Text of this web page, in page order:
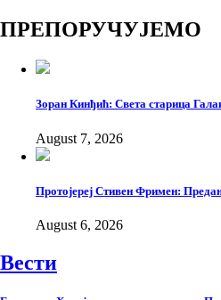
ПРЕПОРУЧУЈЕМО
Зоран Кинђић: Света старица
August 7, 2026
Протојереј Стивен Фримен:
August 6, 2026
Вести